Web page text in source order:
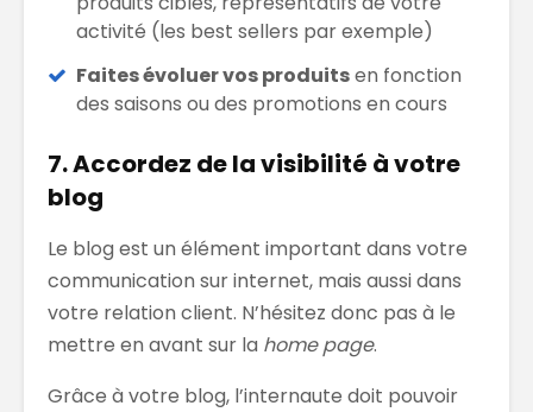
activité (les best sellers par exemple)
Faites évoluer vos produitsen fonction
des saisons ou des promotions en cours
7. Accordez de la visibilité à votre
blog
Le blog est un élément important dans votre
communication sur internet, mais aussi dans
votre relation client. N’hésitez donc pas à le
mettre en avant sur la home page.
Grâce à votre blog, l’internaute doit pouvoir